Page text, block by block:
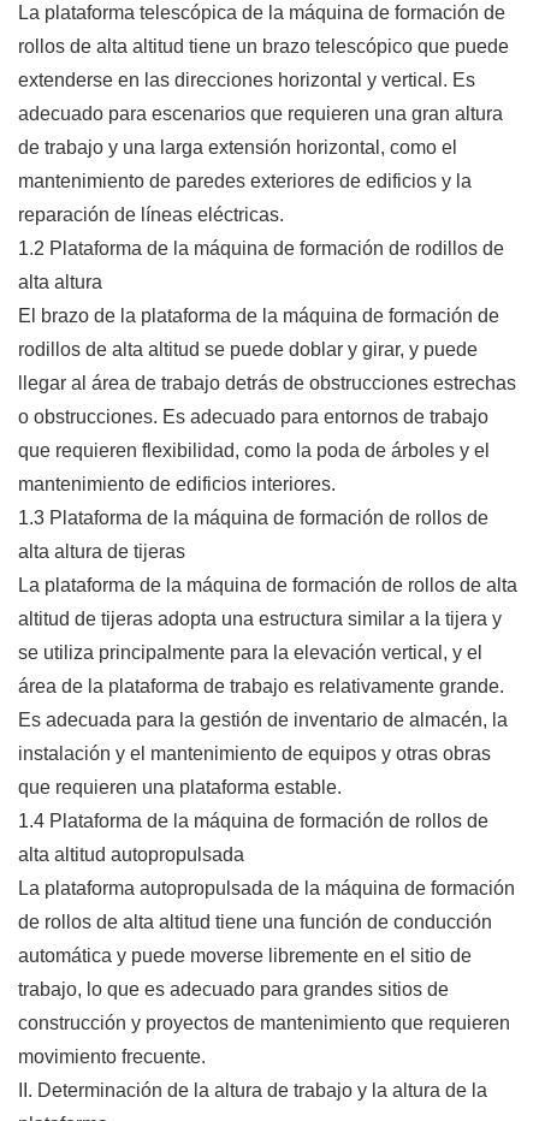
La plataforma telescópica de la máquina de formación de
rollos de alta altitud tiene un brazo telescópico que puede
extenderse en las direcciones horizontal y vertical. Es
adecuado para escenarios que requieren una gran altura
de trabajo y una larga extensión horizontal, como el
mantenimiento de paredes exteriores de edificios y la
reparación de líneas eléctricas.
1.2 Plataforma de la máquina de formación de rodillos de
alta altura
El brazo de la plataforma de la máquina de formación de
rodillos de alta altitud se puede doblar y girar, y puede
llegar al área de trabajo detrás de obstrucciones estrechas
o obstrucciones. Es adecuado para entornos de trabajo
que requieren flexibilidad, como la poda de árboles y el
mantenimiento de edificios interiores.
1.3 Plataforma de la máquina de formación de rollos de
alta altura de tijeras
La plataforma de la máquina de formación de rollos de alta
altitud de tijeras adopta una estructura similar a la tijera y
se utiliza principalmente para la elevación vertical, y el
área de la plataforma de trabajo es relativamente grande.
Es adecuada para la gestión de inventario de almacén, la
instalación y el mantenimiento de equipos y otras obras
que requieren una plataforma estable.
1.4 Plataforma de la máquina de formación de rollos de
alta altitud autopropulsada
La plataforma autopropulsada de la máquina de formación
de rollos de alta altitud tiene una función de conducción
automática y puede moverse libremente en el sitio de
trabajo, lo que es adecuado para grandes sitios de
construcción y proyectos de mantenimiento que requieren
movimiento frecuente.
II. Determinación de la altura de trabajo y la altura de la